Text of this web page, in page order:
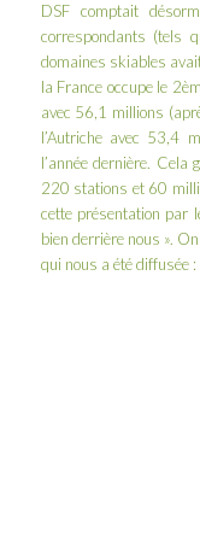
DSF comptait
correspondants (tels
domaines skiables
la France occupe le
avec 56,1 millions
l’Autriche avec 53,4
l’année dernière.
220 stations et 60
cette présentation par
bien derrière nous ».
qui nous a été diffusée :